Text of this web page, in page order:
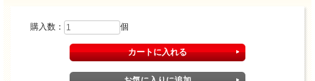
購入数： 個